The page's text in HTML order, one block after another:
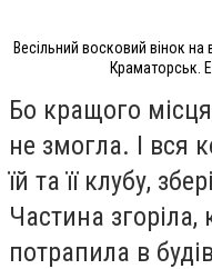
Весільний восковий вінок на
Краматорськ.
Бо кращого
не змогла. І вся
їй та її клубу,
Частина згоріла,
потрапила в